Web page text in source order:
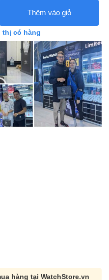
Thêm vào giỏ
thị có hàng
hàng tại WatchStore.vn